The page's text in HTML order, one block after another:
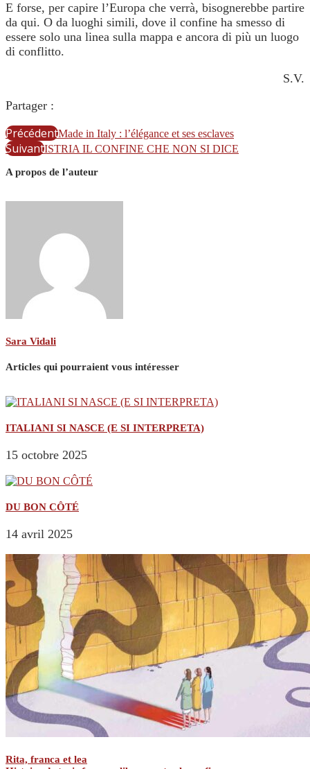
E forse, per capire l’Europa che verrà, bisognerebbe partire
da qui. O da luoghi simili, dove il confine ha smesso di
essere solo una linea sulla mappa e ancora di più un luogo
di conflitto.
S.V.
Partager :
PrécédentMade in Italy : l’élégance et ses esclaves
SuivantISTRIA IL CONFINE CHE NON SI DICE
A propos de l’auteur
Sara Vidali
Articles qui pourraient vous intéresser
ITALIANI SI NASCE (E SI INTERPRETA)
15 octobre 2025
DU BON CÔTÉ
14 avril 2025
Rita, franca et lea